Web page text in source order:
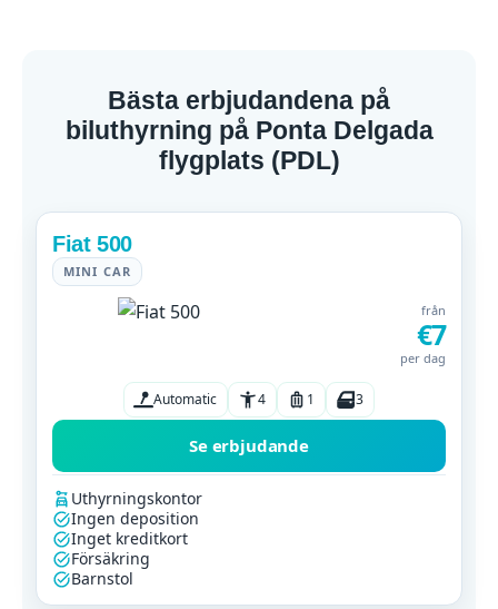
Bästa erbjudandena på
biluthyrning på Ponta Delgada
flygplats (PDL)
Fiat 500
MINI CAR
från
€7
per dag
Automatic 4 1 3
Se erbjudande
Uthyrningskontor
Ingen deposition
Inget kreditkort
Försäkring
Barnstol